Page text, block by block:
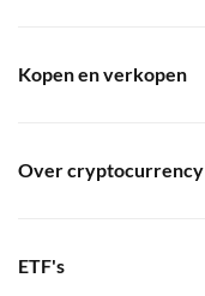
Kopen en verkopen
Over cryptocurrency
ETF's